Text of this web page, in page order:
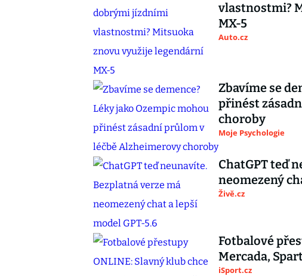
vlastnostmi?
MX-5
Auto.cz
Zbavíme se
přinést
choroby
Moje Psychologie
ChatGPT teď
neomezený
Živě.cz
Fotbalové
Mercada,
iSport.cz